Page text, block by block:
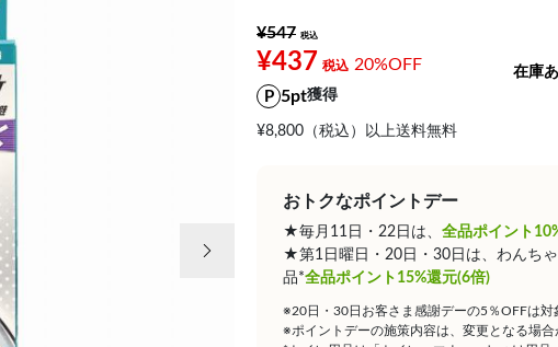
¥547
¥437
20%OFF
5pt獲得
¥8,800（税込）以上送料無料
在庫
おトクなポイントデー
★毎月11日・22日は、 全品ポイント
★第1日曜日・20日・30日は、わんち
品*全品ポイント15%還元(6倍)
※20日・30日お客さま感謝デーの5％OFFは対
※ポイントデーの施策内容は、変更となる場合